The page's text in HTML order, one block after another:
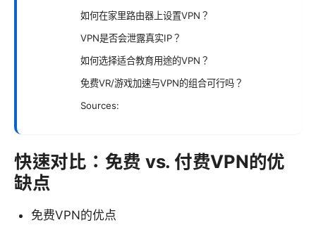
如何在家里路由器上设置VPN？
VPN是否会泄露真实IP？
如何选择适合教育用途的VPN？
免费VR/游戏加速与VPN的组合可行吗？
Sources:
快速对比：免费 vs. 付费VPN的优
缺点
免费VPN的优点